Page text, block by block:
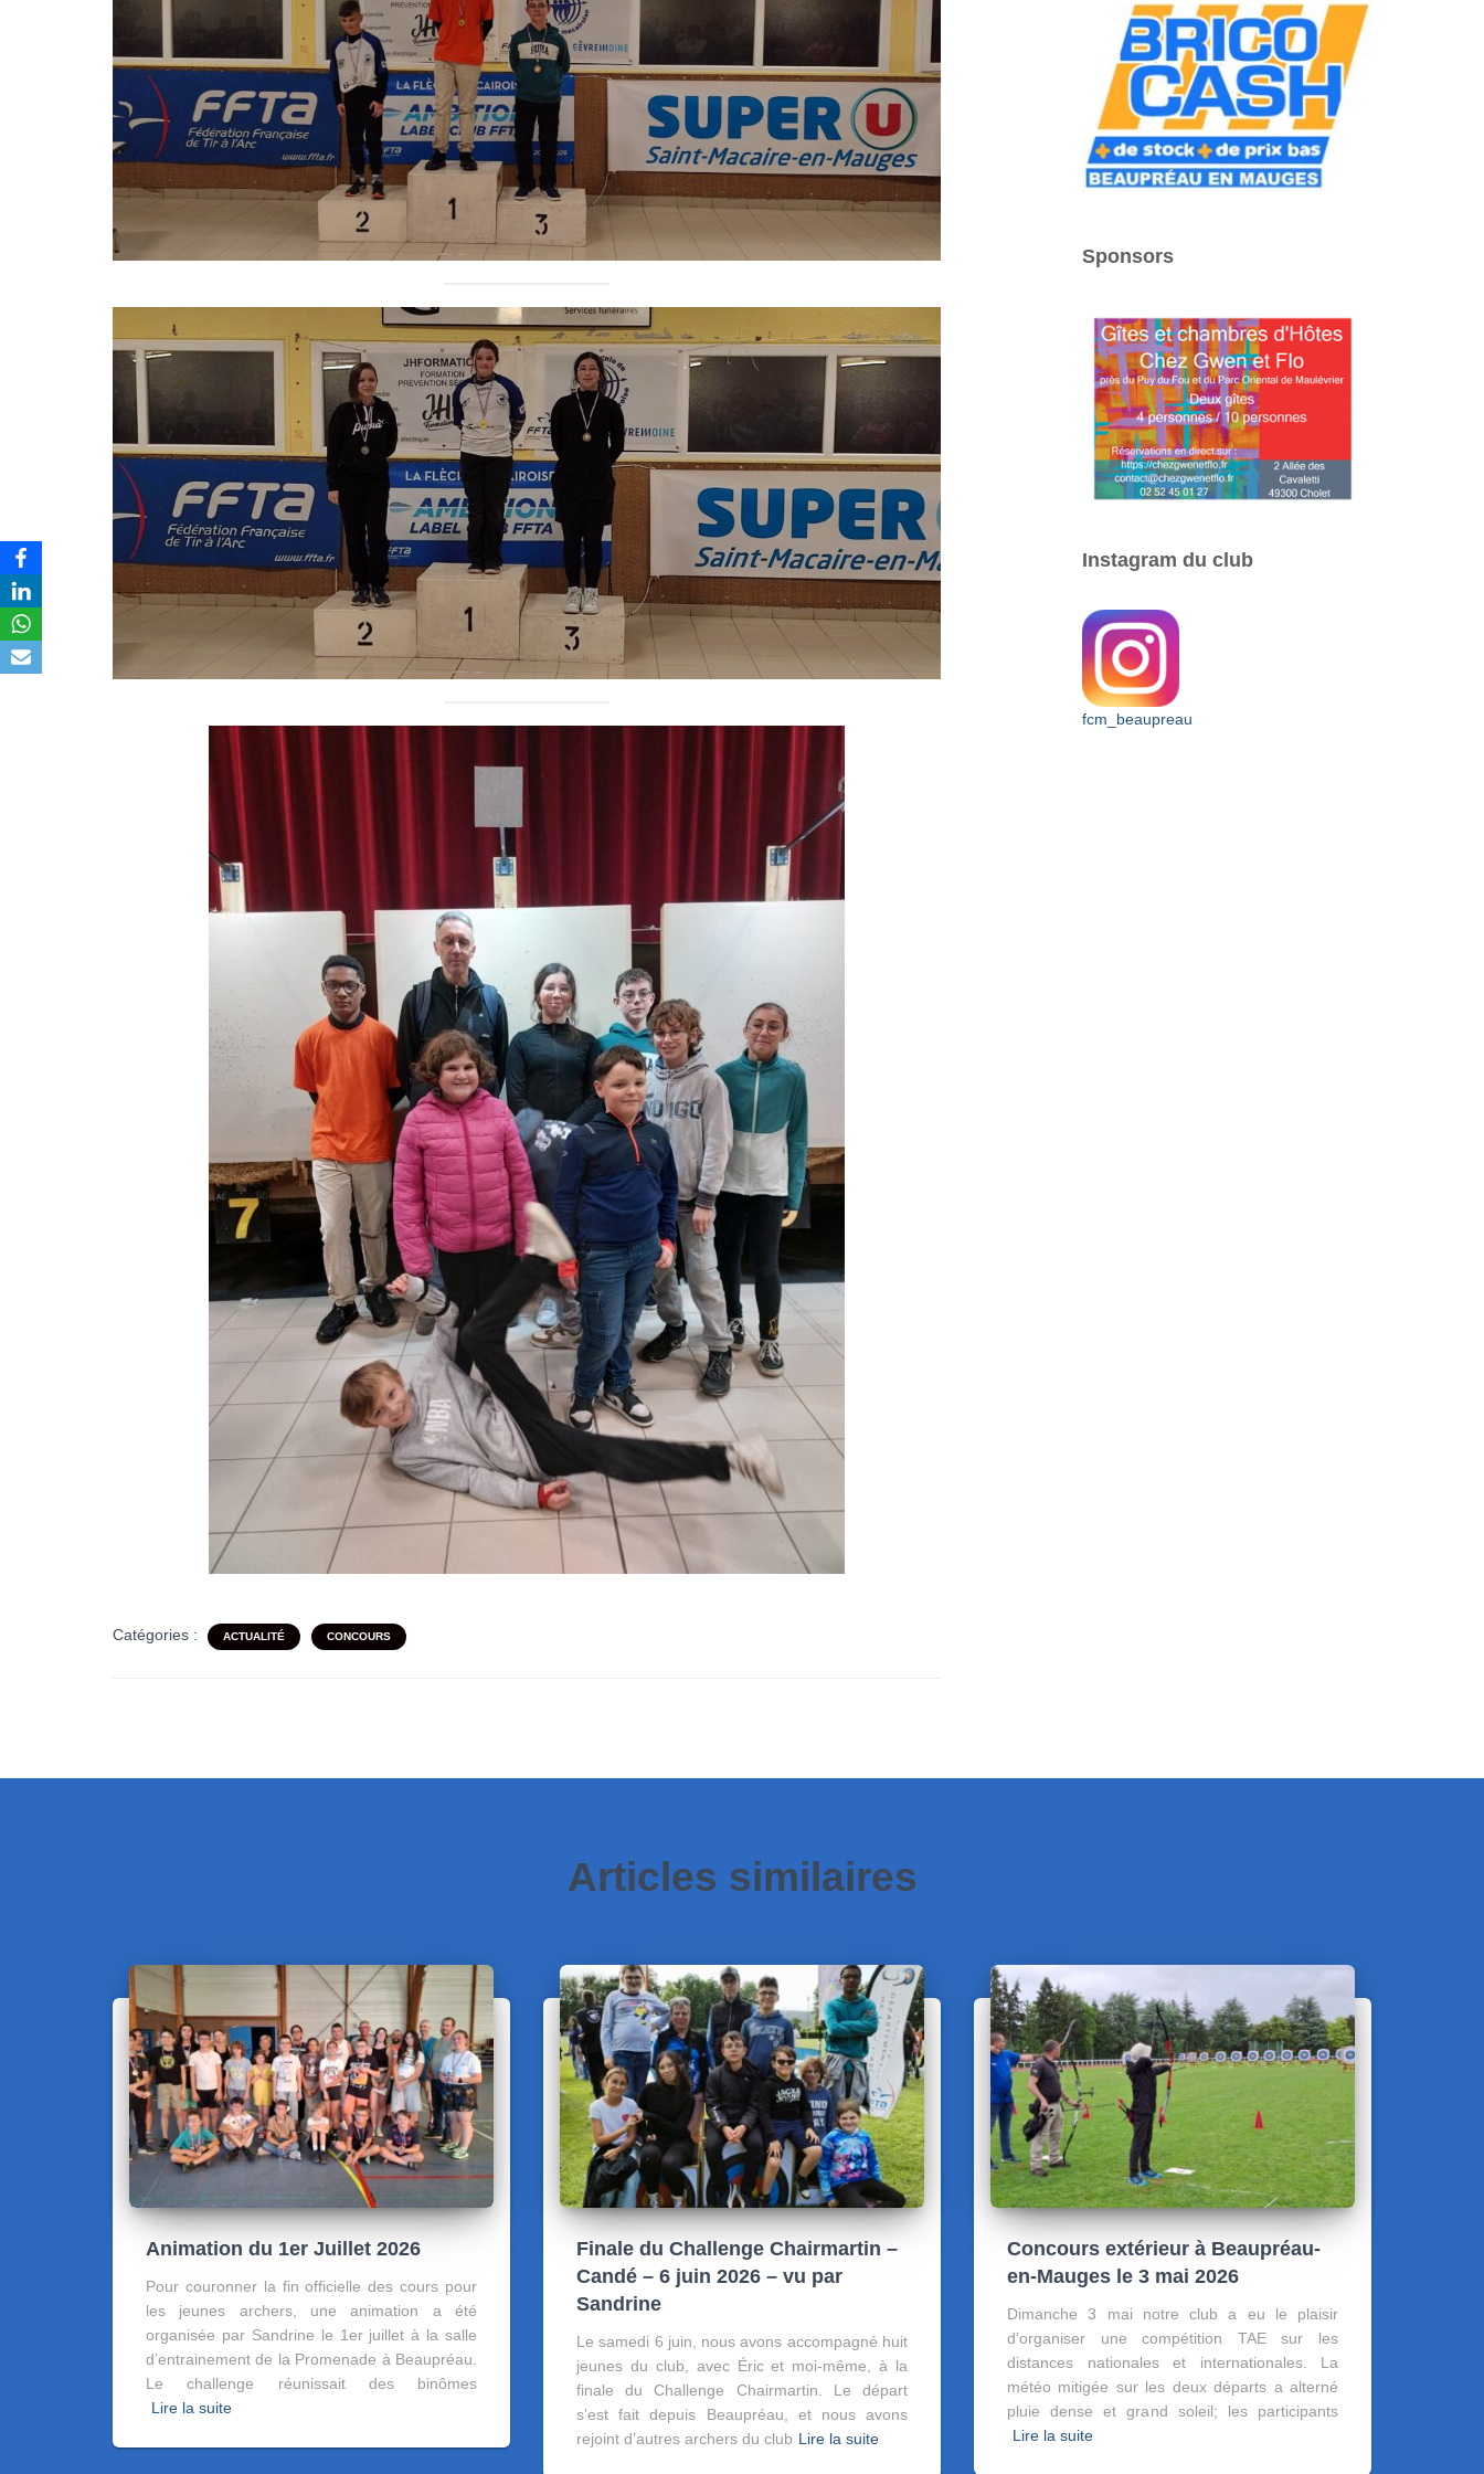
Catégories : ACTUALITÉ CONCOURS
Sponsors
Instagram du club
fcm_beaupreau
Articles similaires
Animation du 1er Juillet 2026
Pour couronner la fin officielle des cours pour
les jeunes archers, une animation a été
organisée par Sandrine le 1er juillet à la salle
d’entrainement de la Promenade à Beaupréau.
Le challenge réunissait des binômes
Lire la suite
Finale du Challenge Chairmartin –
Candé – 6 juin 2026 – vu par
Sandrine
Le samedi 6 juin, nous avons accompagné huit
jeunes du club, avec Éric et moi-même, à la
finale du Challenge Chairmartin. Le départ
s’est fait depuis Beaupréau, et nous avons
rejoint d’autres archers du club Lire la suite
Concours extérieur à Beaupréau-
en-Mauges le 3 mai 2026
Dimanche 3 mai notre club a eu le plaisir
d’organiser une compétition TAE sur les
distances nationales et internationales. La
météo mitigée sur les deux départs a alterné
pluie dense et grand soleil; les participants
Lire la suite